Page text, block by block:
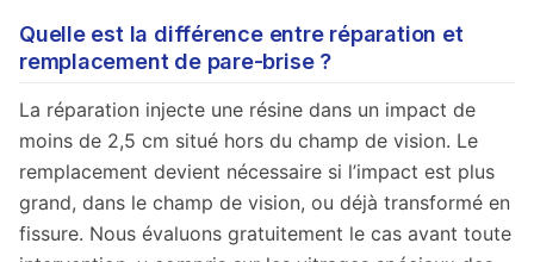
Quelle est la différence entre réparation et
remplacement de pare-brise ?
La réparation injecte une résine dans un impact de
moins de 2,5 cm situé hors du champ de vision. Le
remplacement devient nécessaire si l’impact est plus
grand, dans le champ de vision, ou déjà transformé en
fissure. Nous évaluons gratuitement le cas avant toute